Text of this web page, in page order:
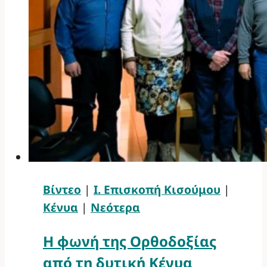
Βίντεο | Ι. Επισκοπή Κισούμου |
Κένυα | Νεότερα
Η φωνή της Ορθοδοξίας
από τη δυτική Κένυα